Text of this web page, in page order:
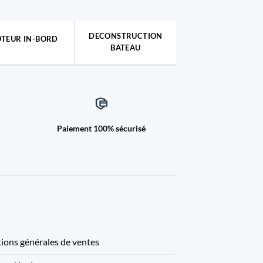
IN-BORD
DECONSTRUCTION
BATEAU
Paiement 100% sécurisé
générales de ventes